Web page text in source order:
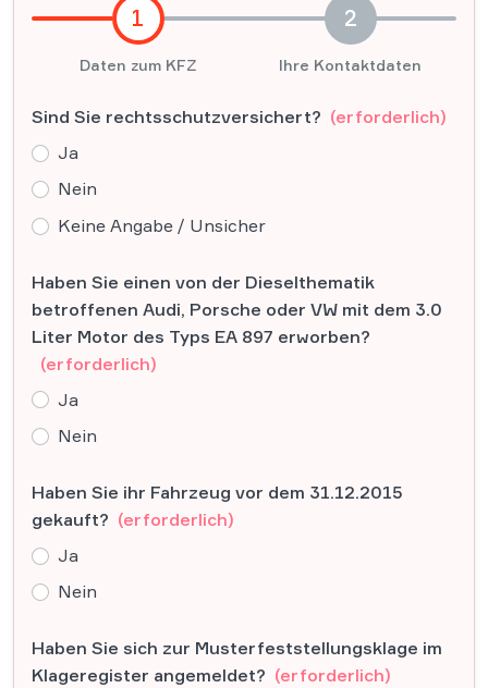
1
Daten zum KFZ
2
Ihre Kontaktdaten
Sind Sie rechtsschutzversichert? (erforderlich)
Ja
Nein
Keine Angabe / Unsicher
Haben Sie einen von der Dieselthematik
betroffenen Audi, Porsche oder VW mit dem 3.0
Liter Motor des Typs EA 897 erworben?
(erforderlich)
Ja
Nein
Haben Sie ihr Fahrzeug vor dem 31.12.2015
gekauft? (erforderlich)
Ja
Nein
Haben Sie sich zur Musterfeststellungsklage im
Klageregister angemeldet? (erforderlich)